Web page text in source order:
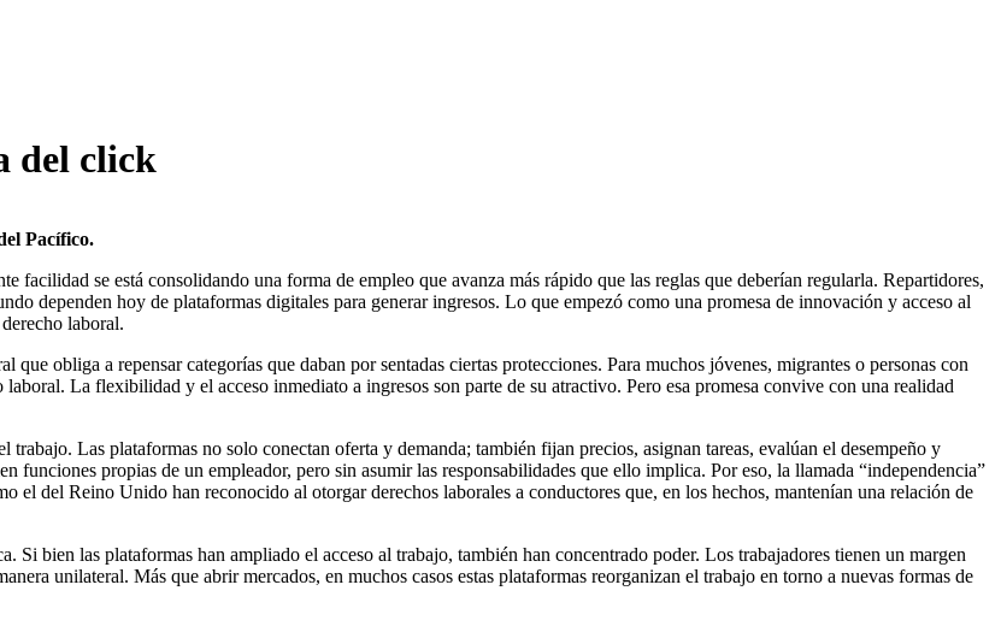
del click
Pacífico.
facilidad se está consolidando una forma de empleo que avanza más rápido que las reglas que deberían regularla. Repartidores,
dependen hoy de plataformas digitales para generar ingresos. Lo que empezó como una promesa de innovación y acceso al
laboral.
obliga a repensar categorías que daban por sentadas ciertas protecciones. Para muchos jóvenes, migrantes o personas con
La flexibilidad y el acceso inmediato a ingresos son parte de su atractivo. Pero esa promesa convive con una realidad
Las plataformas no solo conectan oferta y demanda; también fijan precios, asignan tareas, evalúan el desempeño y
funciones propias de un empleador, pero sin asumir las responsabilidades que ello implica. Por eso, la llamada “independencia”
el del Reino Unido han reconocido al otorgar derechos laborales a conductores que, en los hechos, mantenían una relación de
Si bien las plataformas han ampliado el acceso al trabajo, también han concentrado poder. Los trabajadores tienen un margen
unilateral. Más que abrir mercados, en muchos casos estas plataformas reorganizan el trabajo en torno a nuevas formas de